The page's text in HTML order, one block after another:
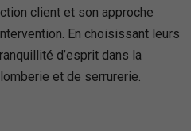
client et son approche
En choisissant leurs
d’esprit dans la
et de serrurerie.